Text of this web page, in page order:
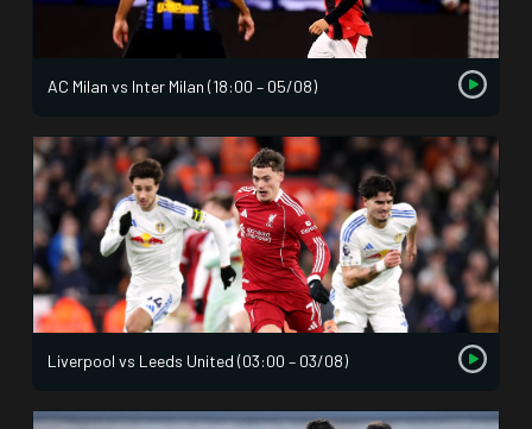
AC Milan vs Inter Milan (18:00 – 05/08)
Liverpool vs Leeds United (03:00 – 03/08)